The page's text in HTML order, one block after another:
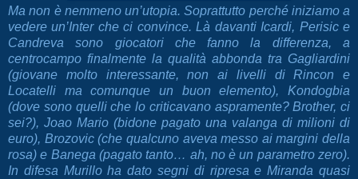
Ma non è nemmeno un’utopia. Soprattutto perché iniziamo a
vedere un’Inter che ci convince. Là davanti Icardi, Perisic e
Candreva sono giocatori che fanno la differenza, a
centrocampo finalmente la qualità abbonda tra Gagliardini
(giovane molto interessante, non ai livelli di Rincon e
Locatelli ma comunque un buon elemento), Kondogbia
(dove sono quelli che lo criticavano aspramente? Brother, ci
sei?), Joao Mario (bidone pagato una valanga di milioni di
euro), Brozovic (che qualcuno aveva messo ai margini della
rosa) e Banega (pagato tanto… ah, no è un parametro zero).
In difesa Murillo ha dato segni di ripresa e Miranda quasi